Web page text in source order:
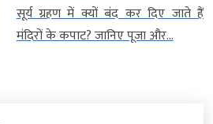
सूर्य ग्रहण में क्यों बंद कर दिए जाते हैं
मंदिरों के कपाट? जानिए पूजा और...